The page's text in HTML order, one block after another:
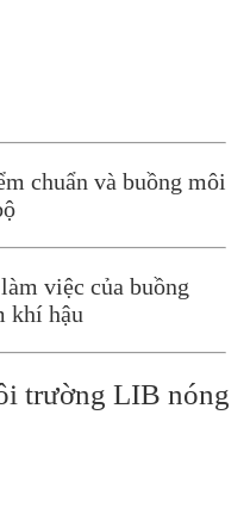
chuẩn và buồng môi
việc của buồng
khí hậu
trường LIB nóng